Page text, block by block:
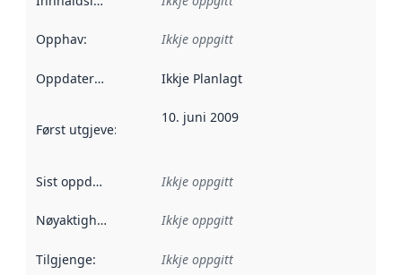
Opphav: Ikkje oppgitt
Oppdateringsfrekvens :
Ikkje Planlagt
Først utgjeve: Denne datoen seier når dataa i dette
10. juni 2009
Sist oppdatert Ikkje oppgitt
Nøyaktigheit Ikkje oppgitt
Tilgjenge: Ikkje oppgitt